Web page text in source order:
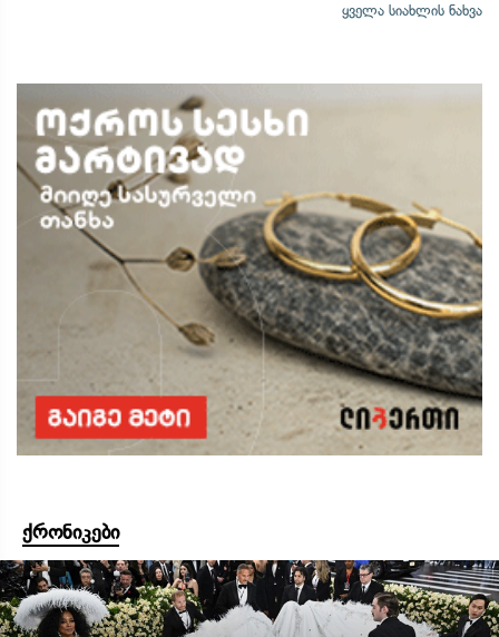
ყველა სიახლის ნახვა
ქრონიკები